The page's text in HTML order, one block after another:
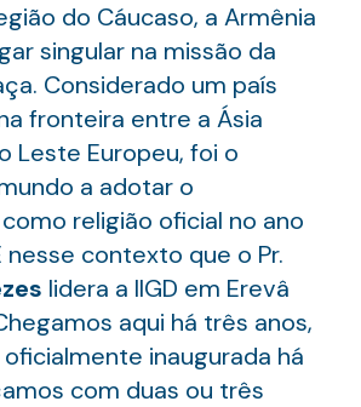
do Cáucaso, a Armênia
singular na missão da
Considerado um país
fronteira entre a Ásia
Leste Europeu, foi o
a adotar o
religião oficial no ano
nesse contexto que o Pr.
lidera a IIGD em Erevâ
aqui há três anos,
inaugurada há
com duas ou três